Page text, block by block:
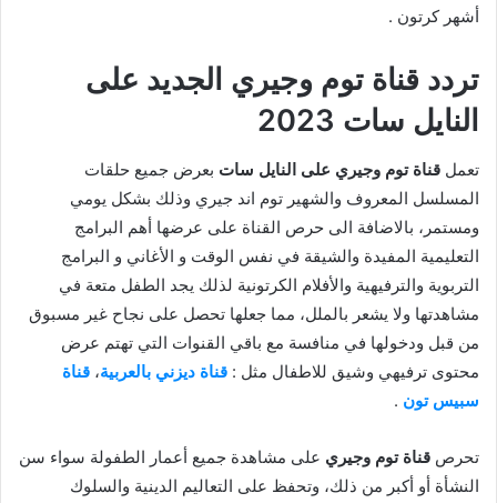
أشهر كرتون .
تردد قناة توم وجيري الجديد على
النايل سات 2023
تعمل قناة توم وجيري على النايل سات بعرض جميع حلقات
المسلسل المعروف والشهير توم اند جيري وذلك بشكل يومي
ومستمر، بالاضافة الى حرص القناة على عرضها أهم البرامج
التعليمية المفيدة والشيقة في نفس الوقت و الأغاني و البرامج
التربوية والترفيهية والأفلام الكرتونية لذلك يجد الطفل متعة في
مشاهدتها ولا يشعر بالملل، مما جعلها تحصل على نجاح غير مسبوق
من قبل ودخولها في منافسة مع باقي القنوات التي تهتم عرض
محتوى ترفيهي وشيق للاطفال مثل : قناة ديزني بالعربية، قناة
سبيس تون .
تحرص قناة توم وجيري على مشاهدة جميع أعمار الطفولة سواء سن
النشأة أو أكبر من ذلك، وتحفظ على التعاليم الدينية والسلوك